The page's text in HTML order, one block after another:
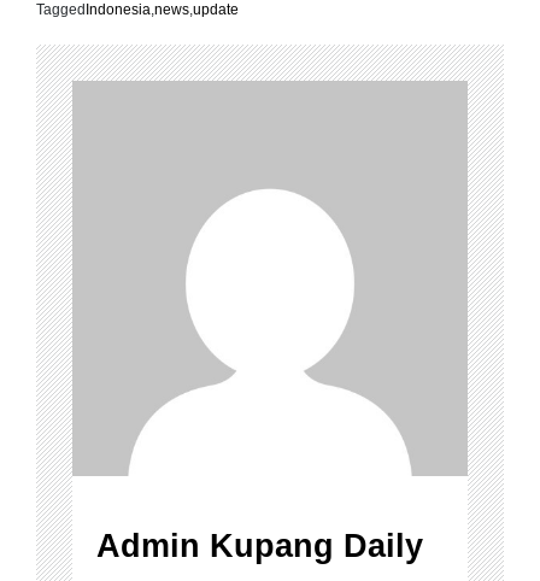
Tagged Indonesia,news,update
Admin Kupang Daily